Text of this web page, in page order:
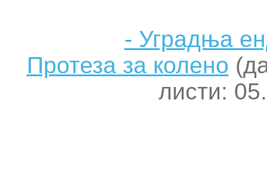
- Уградња
Протеза за колено
листи: